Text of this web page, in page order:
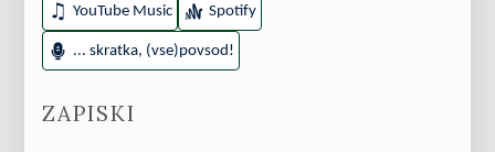
YouTube Music Spotify
... skratka, (vse)povsod!
ZAPISKI